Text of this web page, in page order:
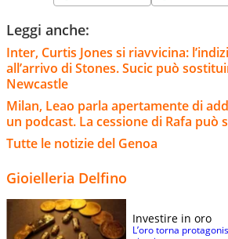
Leggi anche:
Inter, Curtis Jones si riavvicina:
all’arrivo di Stones. Sucic può
Newcastle
Milan, Leao parla apertamente di
un podcast. La cessione di Rafa può
Tutte le notizie del Genoa
Gioielleria Delfino
Investire in oro
L’oro torna